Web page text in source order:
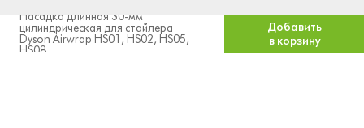
Насадка длинная 30-мм
цилиндрическая для стайлера
Dyson Airwrap HS01, HS02, HS05,
HS08
Добавить
в корзину